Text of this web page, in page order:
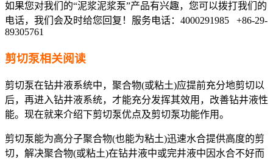
如果您对我们的“泥浆泥浆泵”产品有兴趣，您可以拨打我们的
电话，我们会及时给您回复！服务电话：4000291985 +86-29-
89305761
剪切泵相关阅读
剪切泵在钻井液系统中，聚合物(或粘土)应提前充分地剪切以
后，再进入钻井液系统，才能充分发挥其效用，改善钻井液性
能。现在就来介绍下剪切泵优点及剪切泵功能作用。
剪切泵能为高分子聚合物(也能为粘土)迅速水合提供高度的剪
切，解决聚合物(或粘土)在钻井液中或完井液中因水合不好而